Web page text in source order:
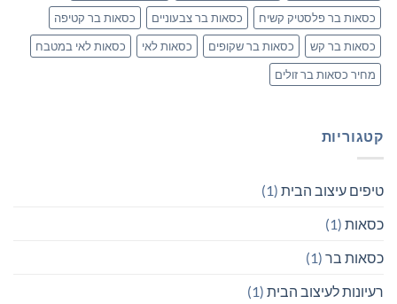
כסאות בר פלסטיק קשיח
כסאות בר צבעוניים
כסאות בר קטיפה
כסאות בר קש
כסאות בר שקופים כסאות לאי
כסאות לאי במטבח
מחיר כסאות בר זולים
קטגוריות
טיפים עיצוב הבית (1)
כסאות (1)
כסאות בר (1)
רעיונות לעיצוב הבית (1)